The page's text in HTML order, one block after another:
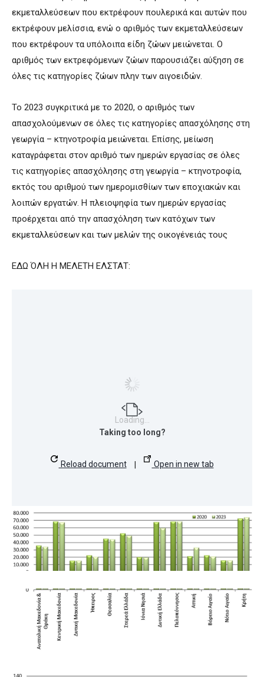
εκμεταλλεύσεων που εκτρέφουν πουλερικά και αυτών που
εκτρέφουν μελίσσια, ενώ ο αριθμός των εκμεταλλεύσεων
που εκτρέφουν τα υπόλοιπα είδη ζώων μειώνεται. Ο
αριθμός των εκτρεφόμενων ζώων παρουσιάζει αύξηση σε
όλες τις κατηγορίες ζώων πλην των αιγοειδών.
Το 2023 συγκριτικά με το 2020, ο αριθμός των
απασχολούμενων σε όλες τις κατηγορίες απασχόλησης στη
γεωργία – κτηνοτροφία μειώνεται. Επίσης, μείωση
καταγράφεται στον αριθμό των ημερών εργασίας σε όλες
τις κατηγορίες απασχόλησης στη γεωργία – κτηνοτροφία,
εκτός του αριθμού των ημερομισθίων των εποχιακών και
λοιπών εργατών. Η πλειοψηφία των ημερών εργασίας
προέρχεται από την απασχόληση των κατόχων των
εκμεταλλεύσεων και των μελών της οικογένειάς τους
ΕΔΩ ΌΛΗ Η ΜΕΛΕΤΗ ΕΛΣΤΑΤ:
Loading…
Taking too long?
Reload document Open in new tab